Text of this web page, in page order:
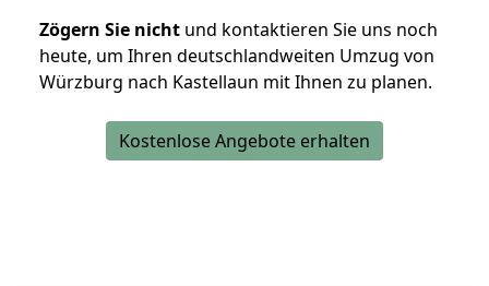
Zögern Sie nicht und kontaktieren Sie uns noch
heute, um Ihren deutschlandweiten Umzug von
Würzburg nach Kastellaun mit Ihnen zu planen.
Kostenlose Angebote erhalten